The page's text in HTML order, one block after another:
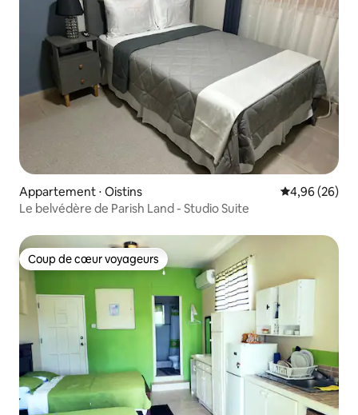
Appartement ⋅ Oistins Évaluation
4,96 (26)
Le belvédère de Parish Land - Studio Suite
Coup de cœur voyageurs
Coup de cœur voyageurs